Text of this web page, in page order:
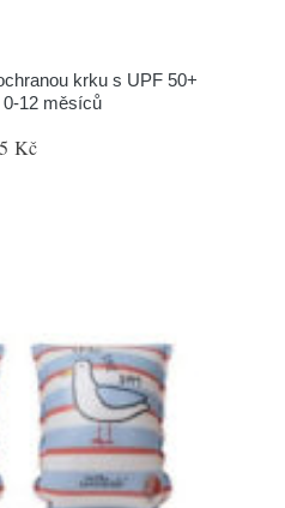
krku s UPF 50+
12 měsíců
Kč